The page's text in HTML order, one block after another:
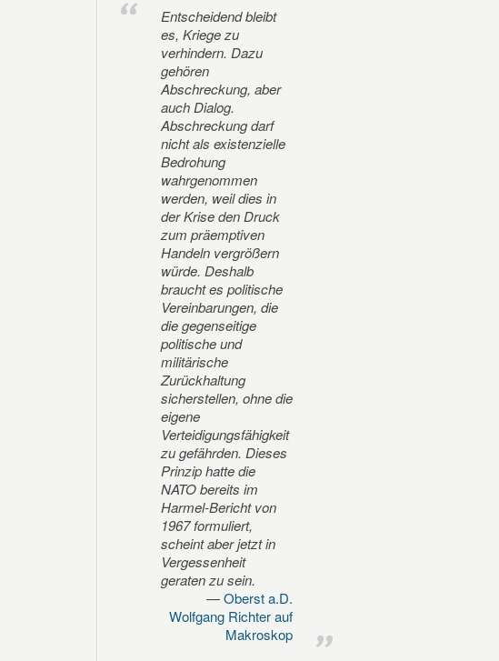
Entscheidend bleibt
es, Kriege zu
verhindern. Dazu
gehören
Abschreckung, aber
auch Dialog.
Abschreckung darf
nicht als existenzielle
Bedrohung
wahrgenommen
werden, weil dies in
der Krise den Druck
zum präemptiven
Handeln vergrößern
würde. Deshalb
braucht es politische
Vereinbarungen, die
die gegenseitige
politische und
militärische
Zurückhaltung
sicherstellen, ohne die
eigene
Verteidigungsfähigkeit
zu gefährden. Dieses
Prinzip hatte die
NATO bereits im
Harmel-Bericht von
1967 formuliert,
scheint aber jetzt in
Vergessenheit
geraten zu sein.
Oberst a.D.
Wolfgang Richter auf
Makroskop